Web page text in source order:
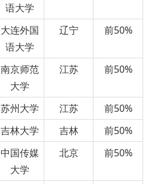
语大学
大连外国
语大学
辽宁 前50%
南京师范
大学
江苏 前50%
苏州大学 江苏
前50%
吉林大学 吉林
前50%
中国传媒
大学
北京 前50%